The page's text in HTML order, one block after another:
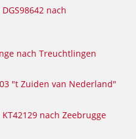
nach
nach Treuchtlingen
"t Zuiden van Nederland"
nach Zeebrugge